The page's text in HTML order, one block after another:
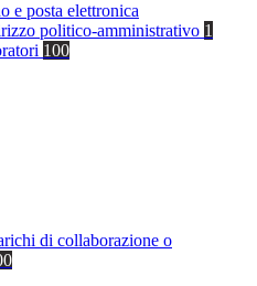
e posta elettronica
politico-amministrativo 1
100
di collaborazione o